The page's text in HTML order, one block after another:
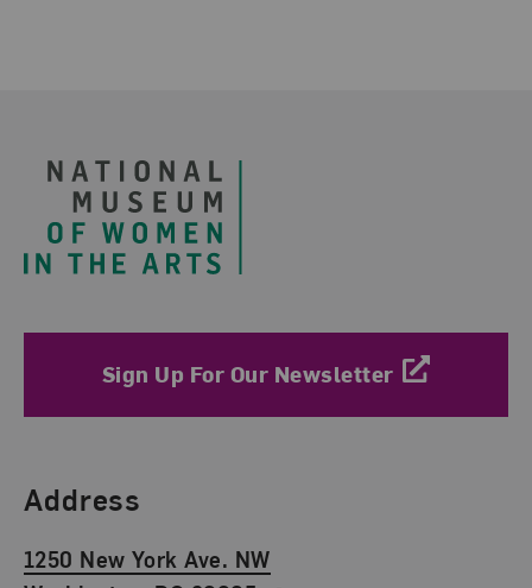
Sign Up For Our Newsletter
Find Us
Address
1250 New York Ave. NW